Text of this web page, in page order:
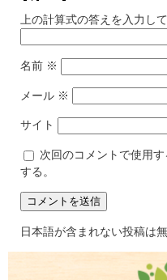
上の計算式の答えを入力し
名前 ※
メール ※
サイト
次回のコメントで使用
する。
日本語が含まれない投稿は